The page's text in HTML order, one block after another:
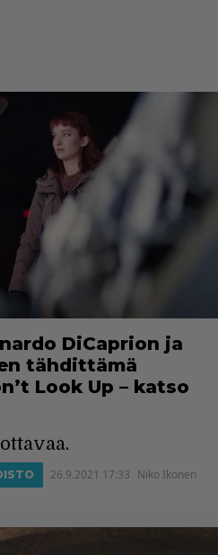
DiCaprion ja
tähdittämä
Look Up – katso
26.9.2021 17:33 Niko Ikonen